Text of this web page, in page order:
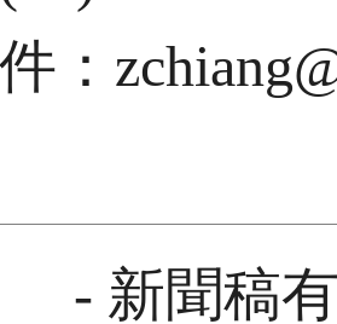
：
- 新聞稿